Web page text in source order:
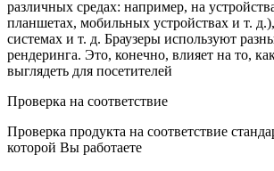
различных средах: например, на
планшетах, мобильных устройствах и т.
системах и т. д. Браузеры используют
рендеринга. Это, конечно, влияет на то,
выглядеть для посетителей
Проверка на соответствие
Проверка продукта на соответствие
которой Вы работаете